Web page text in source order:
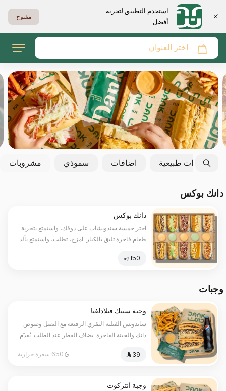
استخدم التطبيق لتجربة
أفضل
مفتوح
اختر العنوان
عصيرات طبيعية اضافات سموذي مشروبات
دانك بوكس
دانك بوكس
اختر خمسة سندويشات على ذوقك، واستمتع بتجربة
طعام فاخرة تليق بالكبار. امزج، تطلب، واستمتع بألذ
وجبات
وجبة ستيك فيلادلفيا
ساندوتش الفيليه البقري الرفيعه مع البصل وصوص
دانك والجبنة الفاخرة. يضاف الفطر عند الطلب. يُقدّم
650 سعرة حرارية
وجبة انتركوت